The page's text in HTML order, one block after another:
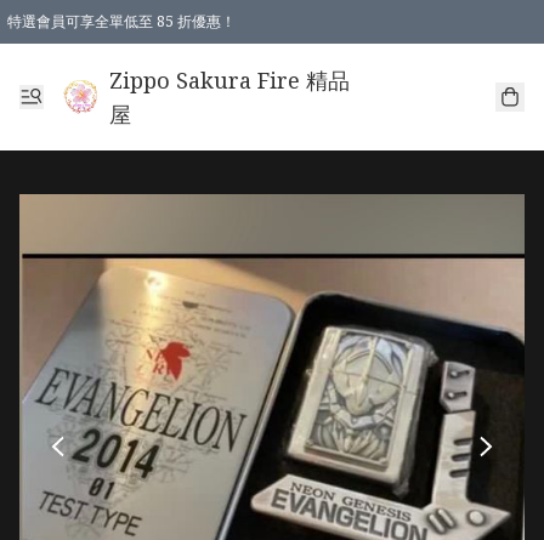
特選會員可享全單低至 85 折優惠！
Zippo Sakura Fire 精品
屋